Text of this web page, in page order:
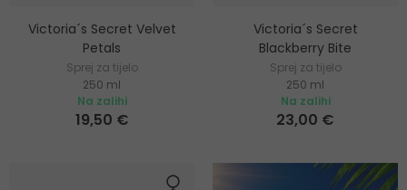
Victoria´s Secret Velvet
Petals
Sprej za tijelo
250 ml
Na zalihi
19,50 €
Victoria´s Secret
Blackberry Bite
Sprej za tijelo
250 ml
Na zalihi
23,00 €